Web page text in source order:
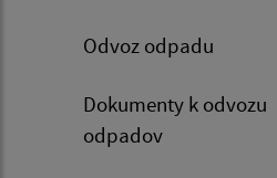
Odvoz odpadu
Dokumenty k odvozu
odpadov